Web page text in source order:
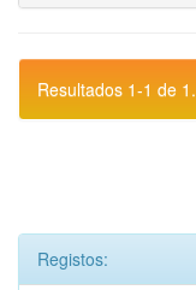
Resultados 1-1 de 1.
Registos: